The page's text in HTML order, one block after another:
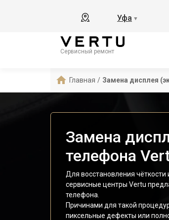
Уфа ▼
Сервисный ремонт
Главная / Замена дисплея
Замена
телефона
Для восстановления
сервисные центры Vertu
телефона.
Причинами для такой
пиксельные дефекты или